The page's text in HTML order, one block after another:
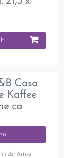
Casa
Kaffee
ca
der Artikel